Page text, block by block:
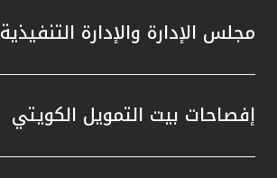
مجلس الإدارة والإدارة التنفيذية
إفصاحات بيت التمويل الكويتي